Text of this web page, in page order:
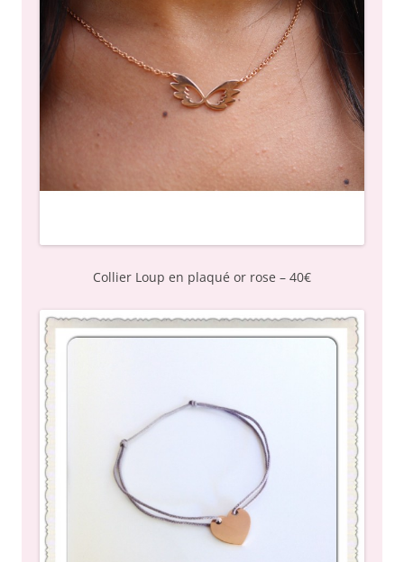
Collier Loup en plaqué or rose – 40€